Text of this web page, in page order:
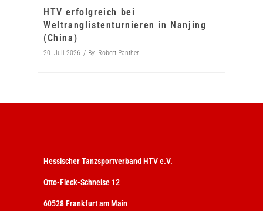
HTV erfolgreich bei
Weltranglistenturnieren in Nanjing
(China)
20. Juli 2026 By Robert Panther
Hessischer Tanzsportverband HTV e.V.
Otto-Fleck-Schneise 12
60528 Frankfurt am Main